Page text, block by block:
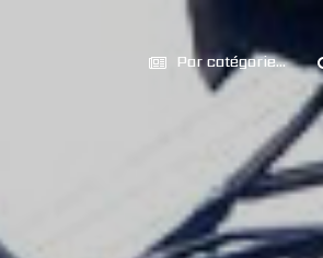
Par catégorie...